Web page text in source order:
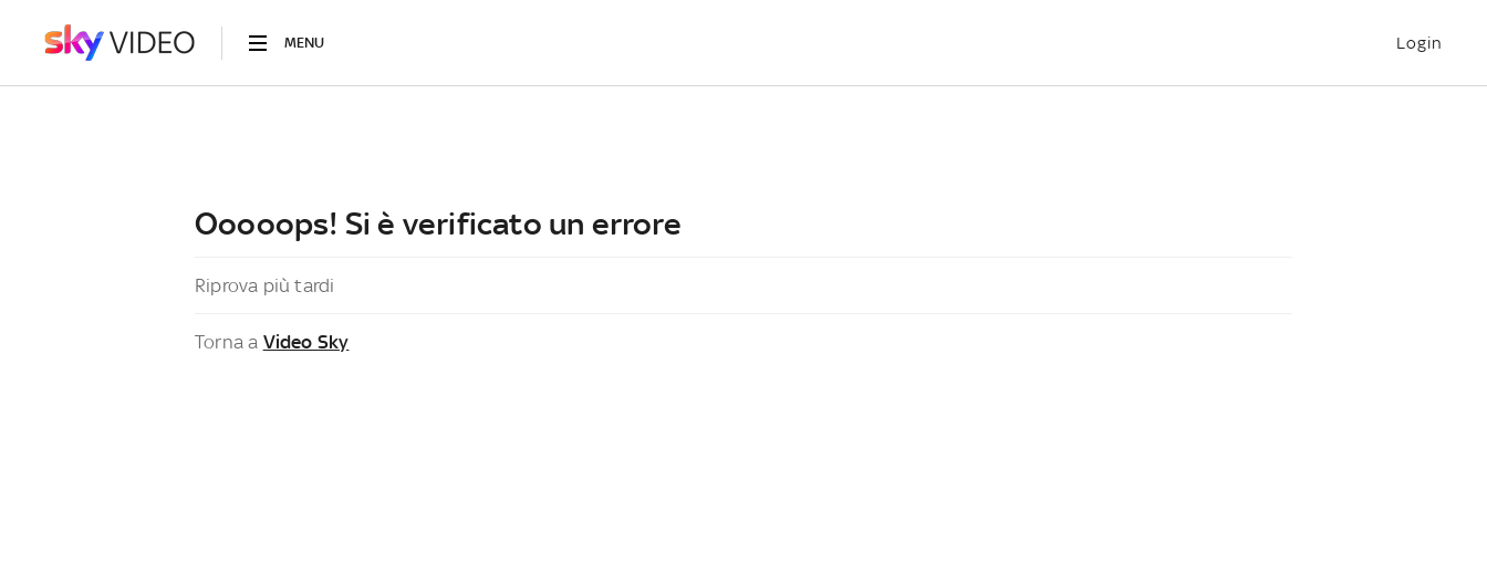
MENU Login
Ooooops! Si è verificato un errore
Riprova più tardi
Torna a Video Sky